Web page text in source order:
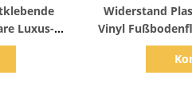
Luxus-
Widerstand
Vinyl